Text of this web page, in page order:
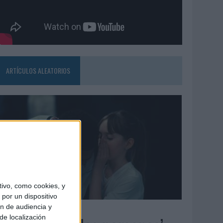
como cookies, y
un dispositivo
de audiencia y
localización
ARTÍCULOS ALEATORIOS
08/2026